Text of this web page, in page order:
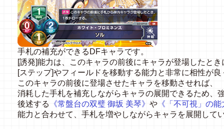
手札の補充ができるDFキャラです。
[誘発]能力は、このキャラの前後にキャラが登場したと
[ステップ]やフィールドを移動する能力と非常に相性が良
このキャラの前後に登場させたキャラを移動させれば、
消耗した手札を補充しながらキャラの展開できるため、
後述する
《常盤台の双璧 御坂 美琴》 や 《「不可視」の
能力と合わせて、手札を増やしながらキャラを展開して